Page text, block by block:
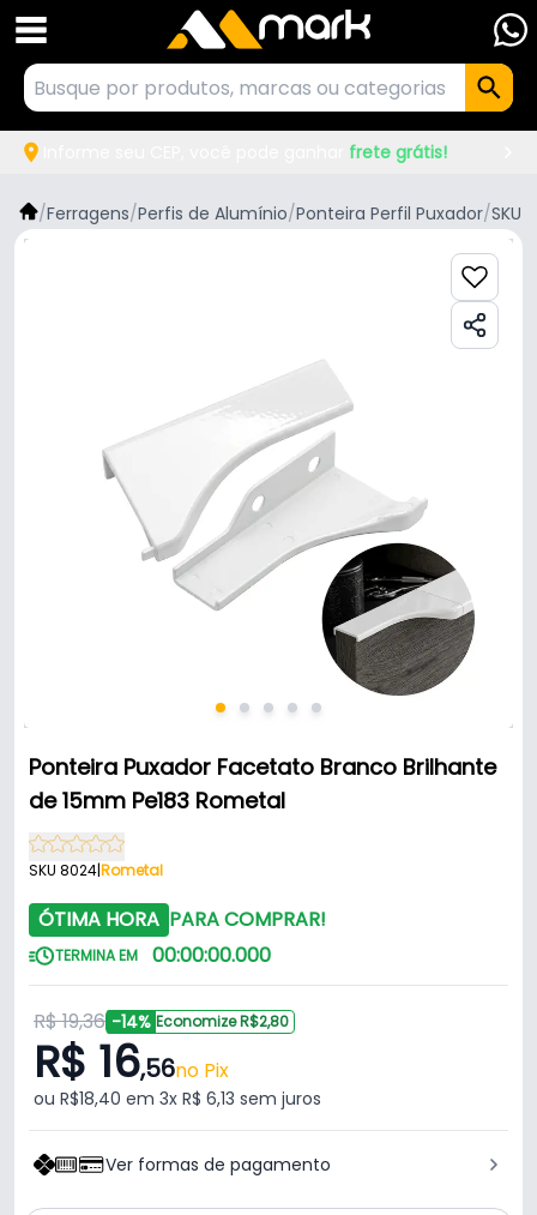
frete grátis!
/Ferragens/Perfis de Alumínio/Ponteira Perfil Puxador/SKU
Ponteira Puxador Facetato Branco Brilhante
de 15mm Pe183 Rometal
SKU 8024|Rometal
ÓTIMA HORA PARA COMPRAR!
TERMINA EM 00:00:00.000
R$ 19,36 -14% Economize R$2,80
R$ 16,56no Pix
ou R$18,40 em 3x R$ 6,13 sem juros
Ver formas de pagamento